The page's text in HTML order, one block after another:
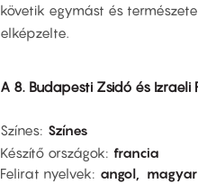
követik egymást és
elképzelte.
A 8. Budapesti Zsidó és Izraeli
Színes Színes
Készítő országok francia
Felirat nyelvek
angol
magyar